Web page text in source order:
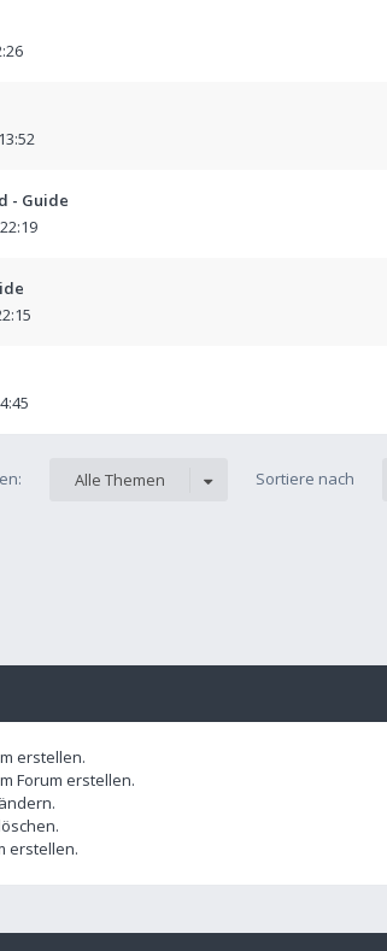
- Guide
Alle Themen Sortiere nach
erstellen.
Forum erstellen.
ändern.
erstellen.